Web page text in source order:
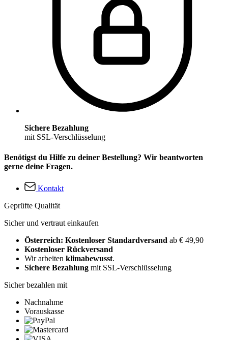
Sichere Bezahlung
mit SSL-Verschlüsselung
Benötigst du Hilfe zu deiner Bestellung? Wir beantworten
gerne deine Fragen.
Kontakt
Geprüfte Qualität
Sicher und vertraut einkaufen
Österreich: Kostenloser Standardversand ab € 49,90
Kostenloser Rückversand
Wir arbeiten klimabewusst.
Sichere Bezahlung mit SSL-Verschlüsselung
Sicher bezahlen mit
Nachnahme
Vorauskasse